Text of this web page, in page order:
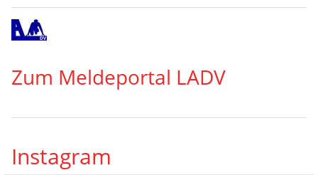
Zum Meldeportal LADV
Instagram